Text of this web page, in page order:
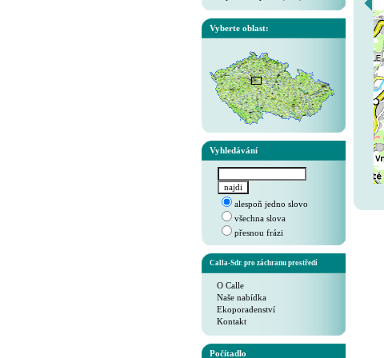
Vyberte oblast:
Vyhledávání
alespoň jedno slovo
všechna slova
přesnou frázi
Calla-Sdr. pro záchranu prostředí
O Calle
Naše nabídka
Ekoporadenství
Kontakt
Počítadlo